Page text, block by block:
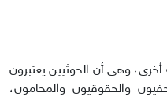
"هناك نقطة أخرى، وهي أن الحوثيين يعتبرون
والحقوقيون والمحامون،